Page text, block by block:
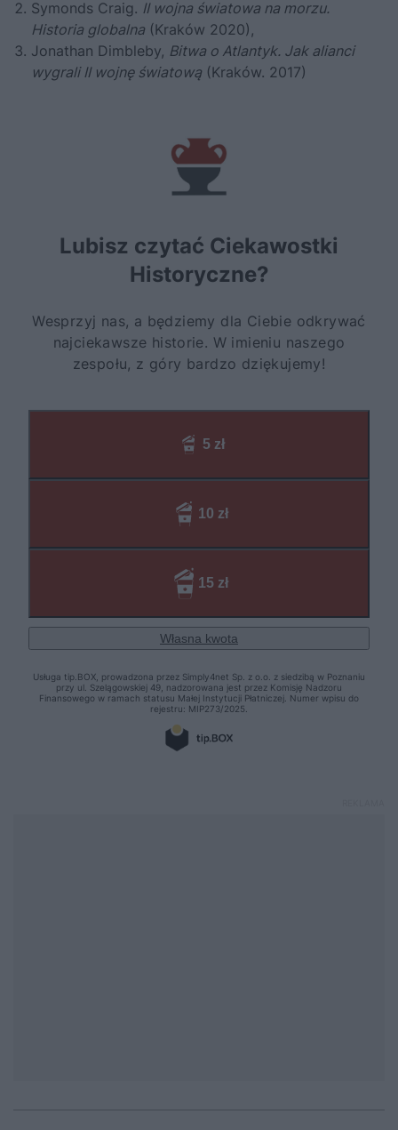
Symonds Craig. II wojna światowa na morzu.
Historia globalna (Kraków 2020),
Jonathan Dimbleby, Bitwa o Atlantyk. Jak alianci
wygrali II wojnę światową (Kraków. 2017)